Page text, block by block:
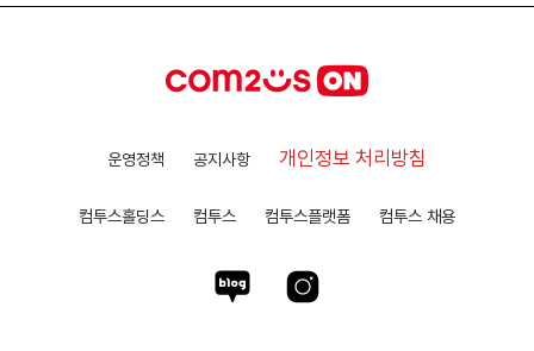
운영정책 공지사항 개인정보 처리방침
컴투스홀딩스 컴투스 컴투스플랫폼 컴투스 채용